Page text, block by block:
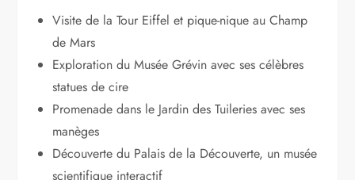
Visite de la Tour Eiffel et pique-nique au Champ
de Mars
Exploration du Musée Grévin avec ses célèbres
statues de cire
Promenade dans le Jardin des Tuileries avec ses
manèges
Découverte du Palais de la Découverte, un musée
scientifique interactif